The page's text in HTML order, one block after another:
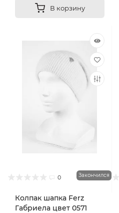
В корзину
0 Закончился
Колпак шапка Ferz
Габриела цвет 0571